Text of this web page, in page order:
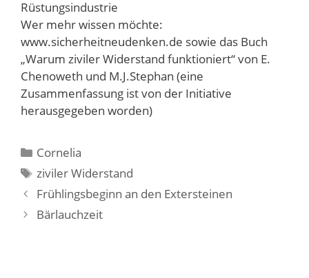
Rüstungsindustrie
Wer mehr wissen möchte:
www.sicherheitneudenken.de sowie das Buch
„Warum ziviler Widerstand funktioniert“ von E.
Chenoweth und M.J.Stephan (eine
Zusammenfassung ist von der Initiative
herausgegeben worden)
Kategorien
Cornelia
Schlagwörter
ziviler Widerstand
Frühlingsbeginn an den Extersteinen
Bärlauchzeit